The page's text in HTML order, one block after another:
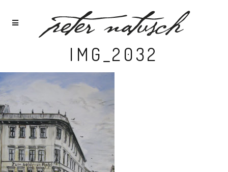
IMG_2032